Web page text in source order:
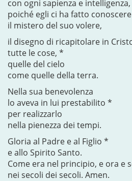
con ogni sapienza e
poiché egli ci ha fatto conoscere
il mistero del suo volere,
il disegno di ricapitolare in
tutte le cose, *
quelle del cielo
come quelle della terra.
Nella sua benevolenza
lo aveva in lui prestabilito *
per realizzarlo
nella pienezza dei tempi.
Gloria al Padre e al Figlio *
e allo Spirito Santo.
Come era nel principio, e ora e
nei secoli dei secoli. Amen.